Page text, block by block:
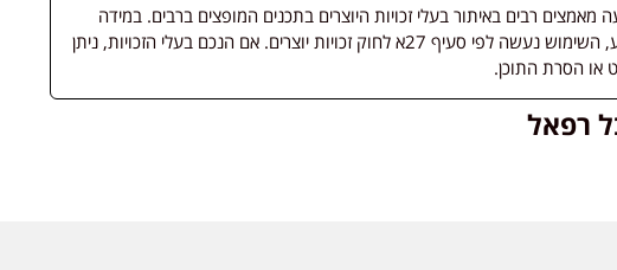
רבים באיתור בעלי זכויות היוצרים בתכנים המופצים ברבים. במידה
ופורסמה מדיה שבעליה אינו ידוע, השימוש נעשה לפי סעיף 27א לחוק זכויות יוצרים. אם הנכם בעלי הזכויות, ניתן
או הסרת התוכן.
רפאל